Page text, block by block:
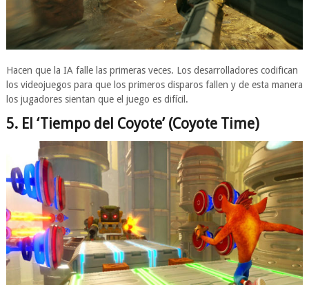
Hacen que la IA falle las primeras veces. Los desarrolladores codifican
los videojuegos para que los primeros disparos fallen y de esta manera
los jugadores sientan que el juego es difícil.
5. El ‘Tiempo del Coyote’ (Coyote Time)